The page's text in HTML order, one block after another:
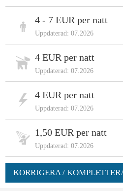
4 - 7 EUR per natt
Uppdaterad: 07.2026
4 EUR per natt
Uppdaterad: 07.2026
4 EUR per natt
Uppdaterad: 07.2026
1,50 EUR per natt
Uppdaterad: 07.2026
KORRIGERA /